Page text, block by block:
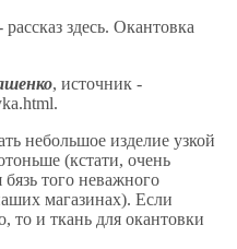
здесь. Окантовка
, источник -
небольшое изделие узкой
(кстати, очень
того неважного
магазинах). Если
то и ткань для окантовки